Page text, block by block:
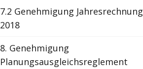
7.2 Genehmigung Jahresrechnung
2018
8. Genehmigung
Planungsausgleichsreglement